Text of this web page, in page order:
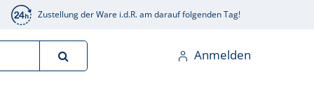
Zustellung der Ware i.d.R. am darauf folgenden Tag!
Anmelden